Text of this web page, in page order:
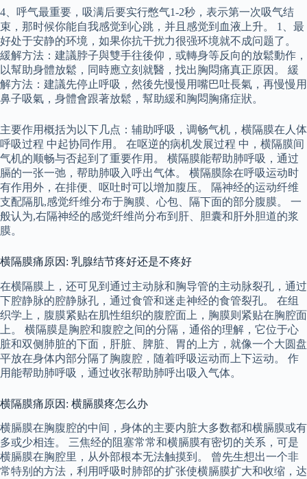
4、呼气最重要，吸满后要实行憋气1-2秒，表示第一次吸气结
束，那时候你能自我感觉到心跳，并且感觉到血液上升。 1、最
好处于安静的环境，如果你抗干扰力很强环境就不成问题了。
緩解方法：建議脖子與雙手往後仰，或轉身等反向的放鬆動作，
以幫助身體放鬆，同時應立刻就醫，找出胸悶痛真正原因。 緩
解方法：建議先停止呼吸，然後先慢慢用嘴巴吐長氣，再慢慢用
鼻子吸氣，身體會跟著放鬆，幫助緩和胸悶胸痛症狀。
主要作用概括为以下几点：辅助呼吸，调畅气机，横隔膜在人体
呼吸过程 中起协同作用。 在呕逆的病机发展过程 中，横隔膜间
气机的顺畅与否起到了重要作用。 横隔膜能帮助肺呼吸，通过
膈的一张一弛，帮助肺吸入呼出气体。 横隔膜除在呼吸运动时
有作用外，在排便、呕吐时可以增加腹压。 隔神经的运动纤维
支配隔肌,感觉纤维分布于胸膜、心包、隔下面的部分腹膜。 一
般认为,右隔神经的感觉纤维尚分布到肝、胆囊和肝外胆道的浆
膜。
横隔膜痛原因: 乳腺结节疼好还是不疼好
在横隔膜上，还可见到通过主动脉和胸导管的主动脉裂孔，通过
下腔静脉的腔静脉孔，通过食管和迷走神经的食管裂孔。 在组
织学上，腹膜紧贴在肌性组织的腹腔面上，胸膜则紧贴在胸腔面
上。 横隔膜是胸腔和腹腔之间的分隔，通俗的理解，它位于心
脏和双侧肺脏的下面，肝脏、脾脏、胃的上方，就像一个大圆盘
平放在身体内部分隔了胸腹腔，随着呼吸运动而上下运动。 作
用能帮助肺呼吸，通过收张帮助肺呼出吸入气体。
横隔膜痛原因: 横膈膜疼怎么办
横膈膜在胸腹腔的中间，身体的主要内脏大多数都和横膈膜或有
多或少相连。 三焦经的阻塞常常和横膈膜有密切的关系，可是
横膈膜在胸腔里，从外部根本无法触摸到。 曾先生想出一个非
常特别的方法，利用呼吸时肺部的扩张使横膈膜扩大和收缩，达